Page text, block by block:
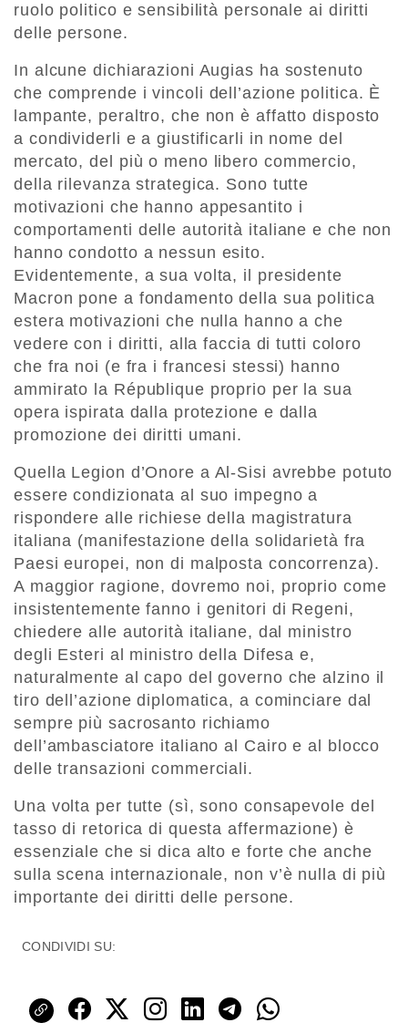
ruolo politico e sensibilità personale ai diritti
delle persone.
In alcune dichiarazioni Augias ha sostenuto
che comprende i vincoli dell’azione politica. È
lampante, peraltro, che non è affatto disposto
a condividerli e a giustificarli in nome del
mercato, del più o meno libero commercio,
della rilevanza strategica. Sono tutte
motivazioni che hanno appesantito i
comportamenti delle autorità italiane e che non
hanno condotto a nessun esito.
Evidentemente, a sua volta, il presidente
Macron pone a fondamento della sua politica
estera motivazioni che nulla hanno a che
vedere con i diritti, alla faccia di tutti coloro
che fra noi (e fra i francesi stessi) hanno
ammirato la République proprio per la sua
opera ispirata dalla protezione e dalla
promozione dei diritti umani.
Quella Legion d’Onore a Al-Sisi avrebbe potuto
essere condizionata al suo impegno a
rispondere alle richiese della magistratura
italiana (manifestazione della solidarietà fra
Paesi europei, non di malposta concorrenza).
A maggior ragione, dovremo noi, proprio come
insistentemente fanno i genitori di Regeni,
chiedere alle autorità italiane, dal ministro
degli Esteri al ministro della Difesa e,
naturalmente al capo del governo che alzino il
tiro dell’azione diplomatica, a cominciare dal
sempre più sacrosanto richiamo
dell’ambasciatore italiano al Cairo e al blocco
delle transazioni commerciali.
Una volta per tutte (sì, sono consapevole del
tasso di retorica di questa affermazione) è
essenziale che si dica alto e forte che anche
sulla scena internazionale, non v’è nulla di più
importante dei diritti delle persone.
CONDIVIDI SU: